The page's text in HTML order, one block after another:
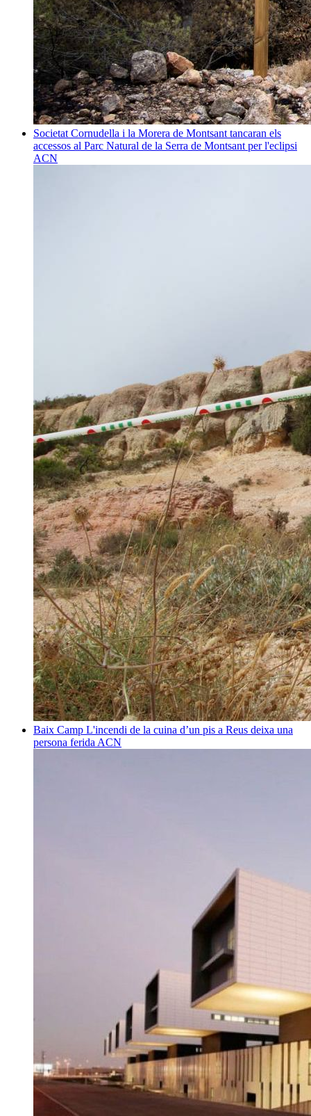
Societat Cornudella i la Morera de Montsant tancaran els
accessos al Parc Natural de la Serra de Montsant per l'eclipsi
ACN
Baix Camp L'incendi de la cuina d’un pis a Reus deixa una
persona ferida ACN